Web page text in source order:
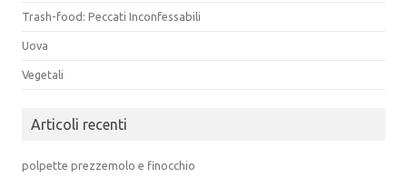
Trash-food: Peccati Inconfessabili
Uova
Vegetali
Articoli recenti
polpette prezzemolo e finocchio